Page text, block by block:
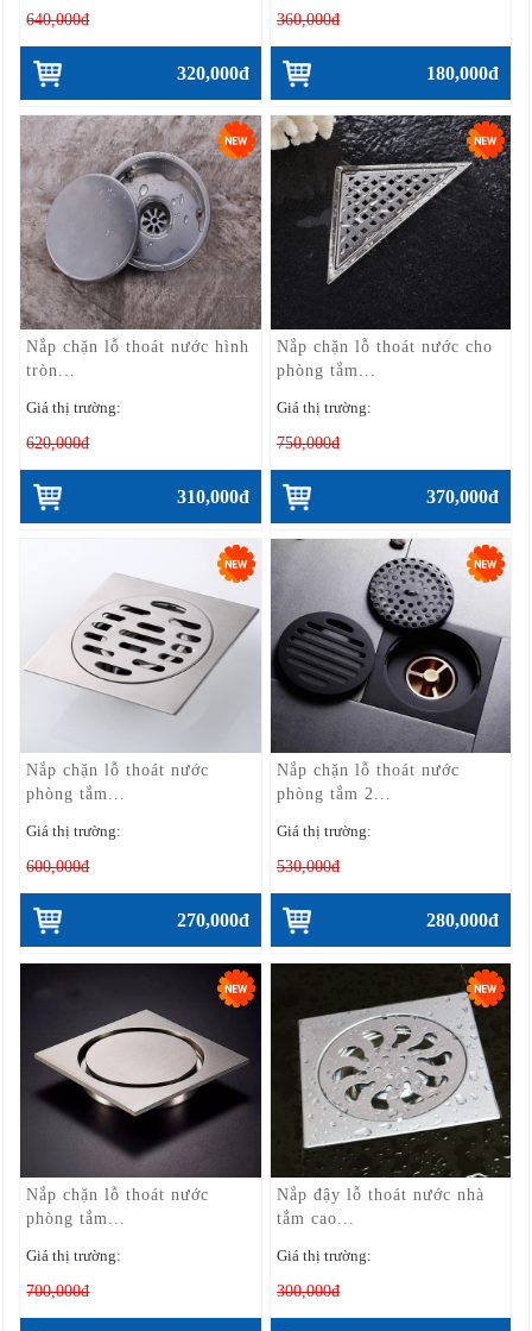
640,000đ
320,000đ
360,000đ
180,000đ
Nắp chặn lỗ thoát nước hình
tròn...
Giá thị trường:
620,000đ
310,000đ
Nắp chặn lỗ thoát nước cho
phòng tắm...
Giá thị trường:
750,000đ
370,000đ
Nắp chặn lỗ thoát nước
phòng tắm...
Giá thị trường:
600,000đ
270,000đ
Nắp chặn lỗ thoát nước
phòng tắm 2...
Giá thị trường:
530,000đ
280,000đ
Nắp chặn lỗ thoát nước
phòng tắm...
Giá thị trường:
700,000đ
Nắp đậy lỗ thoát nước nhà
tắm cao...
Giá thị trường:
300,000đ